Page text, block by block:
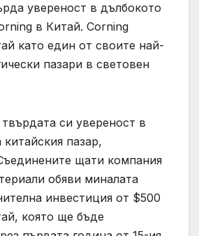
увереност в дълбокото
в Китай. Corning
като един от своите най-
пазари в световен
си увереност в
пазар,
щати компания
обяви миналата
инвестиция от $500
която ще бъде